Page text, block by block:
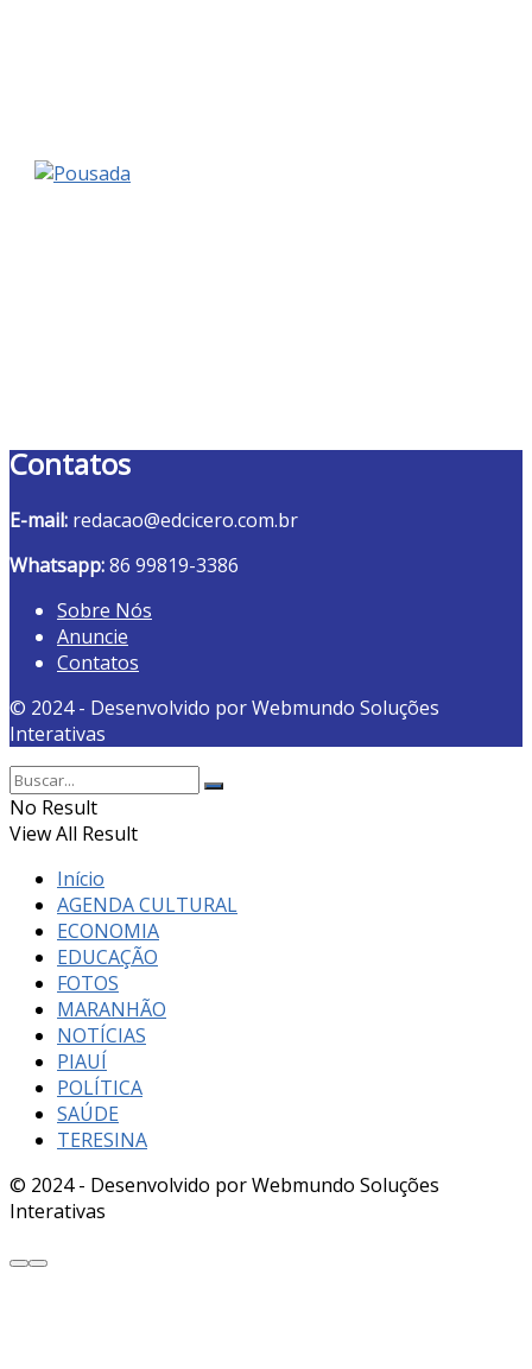
Contatos
E-mail: redacao@edcicero.com.br
Whatsapp:86 99819-3386
Sobre Nós
Anuncie
Contatos
© 2024 - Desenvolvido por Webmundo Soluções
Interativas
No Result
View All Result
Início
AGENDA CULTURAL
ECONOMIA
EDUCAÇÃO
FOTOS
MARANHÃO
NOTÍCIAS
PIAUÍ
POLÍTICA
SAÚDE
TERESINA
© 2024 - Desenvolvido por Webmundo Soluções
Interativas